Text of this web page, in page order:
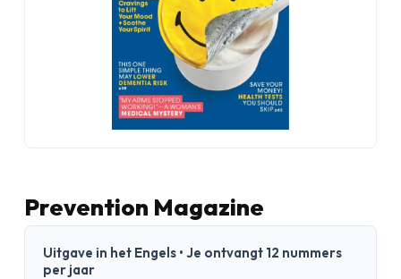
Prevention Magazine
Uitgave in het Engels • Je ontvangt 12 nummers
per jaar